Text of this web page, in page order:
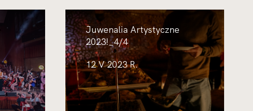
Juwenalia Artystyczne
2023!_4/4
12 V 2023 R.